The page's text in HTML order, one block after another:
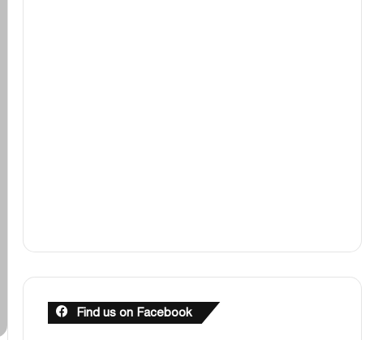
Find us on Facebook